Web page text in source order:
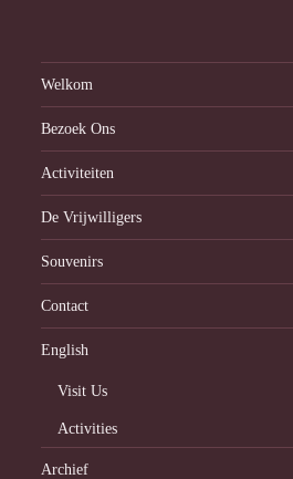
Welkom
Bezoek Ons
Activiteiten
De Vrijwilligers
Souvenirs
Contact
English
Visit Us
Activities
Archief